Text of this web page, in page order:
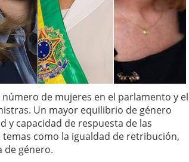
número de mujeres en el parlamento y el
Un mayor equilibrio de género
y capacidad de respuesta de las
como la igualdad de retribución,
de género.